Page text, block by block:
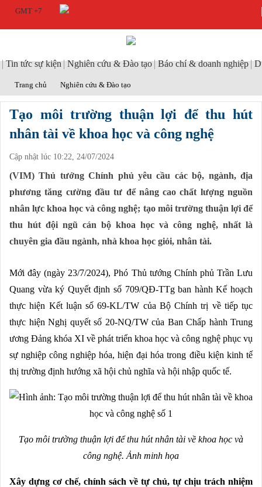
GMT +7
Tin tức sự kiện Nghiên cứu & Đào tạo Báo chí & doanh nghiệp
Trang chủ Nghiên cứu & Đào tạo
Tạo môi trường thuận lợi để thu hút
nhân tài về khoa học và công nghệ
Cập nhật lúc 10:22, 24/07/2024
(VIM) Thủ tướng Chính phủ yêu cầu các bộ, ngành, địa
phương tăng cường đầu tư để nâng cao chất lượng nguồn
nhân lực khoa học và công nghệ; tạo môi trường thuận lợi để
thu hút đội ngũ cán bộ khoa học và công nghệ, nhất là
chuyên gia đầu ngành, nhà khoa học giỏi, nhân tài.
Mới đây (ngày 23/7/2024), Phó Thủ tướng Chính phủ Trần Lưu
Quang vừa ký Quyết định số 709/QĐ-TTg ban hành Kế hoạch
thực hiện Kết luận số 69-KL/TW của Bộ Chính trị về tiếp tục
thực hiện Nghị quyết số 20-NQ/TW của Ban Chấp hành Trung
ương Đảng khóa XI về phát triển khoa học và công nghệ phục vụ
sự nghiệp công nghiệp hóa, hiện đại hóa trong điều kiện kinh tế
thị trường định hướng xã hội chủ nghĩa và hội nhập quốc tế.
Tạo môi trường thuận lợi để thu hút nhân tài về khoa học và
công nghệ. Ảnh minh họa
Xây dựng cơ chế, chính sách về tự chủ, tự chịu trách nhiệm